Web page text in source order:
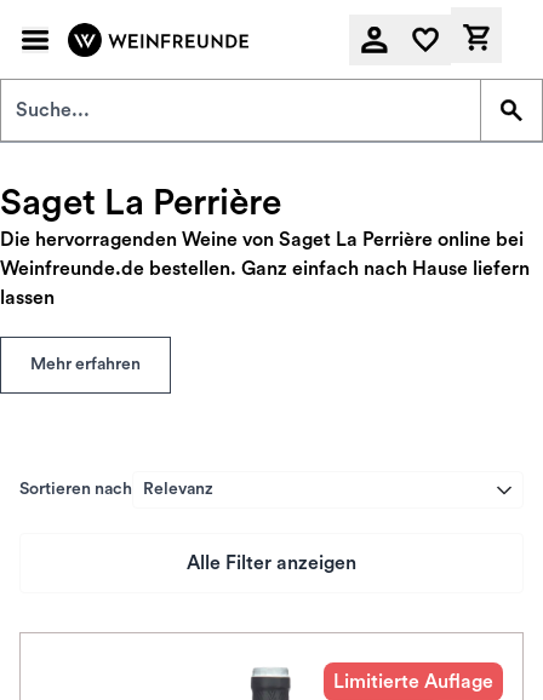
Saget La Perrière
Die hervorragenden Weine von Saget La Perrière online bei
Weinfreunde.de bestellen. Ganz einfach nach Hause liefern
lassen
Mehr erfahren
Sortieren nach Relevanz
Alle Filter anzeigen
Limitierte Auflage